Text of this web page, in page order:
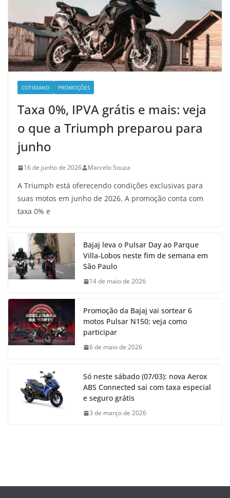
COTIDIANO PROMOÇÕES
Taxa 0%, IPVA grátis e mais: veja
o que a Triumph preparou para
junho
16 de junho de 2026 Marcelo Souza
A Triumph está oferecendo condições exclusivas para
suas motos em junho de 2026. A promoção conta com
taxa 0% e
Bajaj leva o Pulsar Day ao Parque
Villa-Lobos neste fim de semana em
São Paulo
14 de maio de 2026
Promoção da Bajaj vai sortear 6
motos Pulsar N150; veja como
participar
6 de maio de 2026
Só neste sábado (07/03): nova Aerox
ABS Connected sai com taxa especial
e seguro grátis
3 de março de 2026